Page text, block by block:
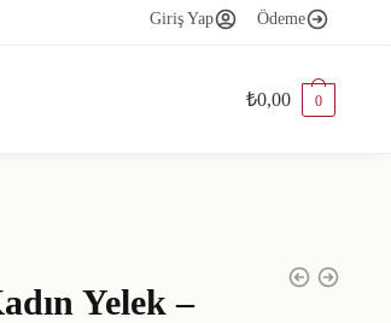
Giriş Yap Ödeme
₺0,00 0
Yelek –